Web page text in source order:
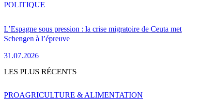
L’Espagne sous pression : la crise migratoire de Ceuta met
Schengen à l’épreuve
31.07.2026
POLITIQUE
LES PLUS RÉCENTS
PROAGRICULTURE & ALIMENTATION